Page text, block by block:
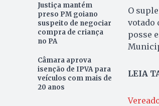
Justiça mantém
preso PM goiano
suspeito de negociar
compra de criança
no PA
Câmara aprova
isenção de IPVA para
veículos com mais de
20 anos
O
votado
posse
LEIA